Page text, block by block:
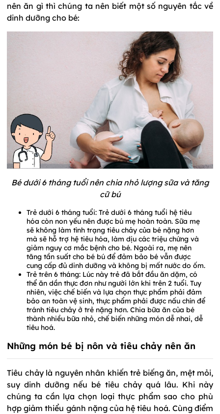
nên ăn gì thì chúng ta nên biết một số nguyên tắc về
dinh dưỡng cho bé:
Bé dưới 6 tháng tuổi nên chia nhỏ lượng sữa và tăng
cữ bú
Trẻ dưới 6 tháng tuổi: Trẻ dưới 6 tháng tuổi hệ tiêu
hóa còn non yếu nên được bú mẹ hoàn toàn. Sữa mẹ
sẽ không làm tình trạng tiêu chảy của bé nặng hơn
mà sẽ hỗ trợ hệ tiêu hóa, làm dịu các triệu chứng và
giảm nguy cơ mắc bệnh cho bé. Ngoài ra, mẹ nên
tăng tần suất cho bé bú để đảm bảo bé vẫn được
cung cấp đủ dinh dưỡng và không bị mất nước do ốm.
Trẻ trên 6 tháng: Lúc này trẻ đã bắt đầu ăn dặm, có
thể ăn dần thực đơn như người lớn khi trên 2 tuổi. Tuy
nhiên, việc chế biến và lựa chọn thực phẩm phải đảm
bảo an toàn vệ sinh, thực phẩm phải được nấu chín để
tránh tiêu chảy ở trẻ nặng hơn. Chia bữa ăn của bé
thành nhiều bữa nhỏ, chế biến những món dễ nhai, dễ
tiêu hoá.
Những món bé bị nôn và tiêu chảy nên ăn
Tiêu chảy là nguyên nhân khiến trẻ biếng ăn, mệt mỏi,
suy dinh dưỡng nếu bé tiêu chảy quá lâu. Khi này
chúng ta cần lựa chọn loại thực phẩm sao cho phù
hợp giảm thiểu gánh nặng của hệ tiêu hoá. Cùng điểm